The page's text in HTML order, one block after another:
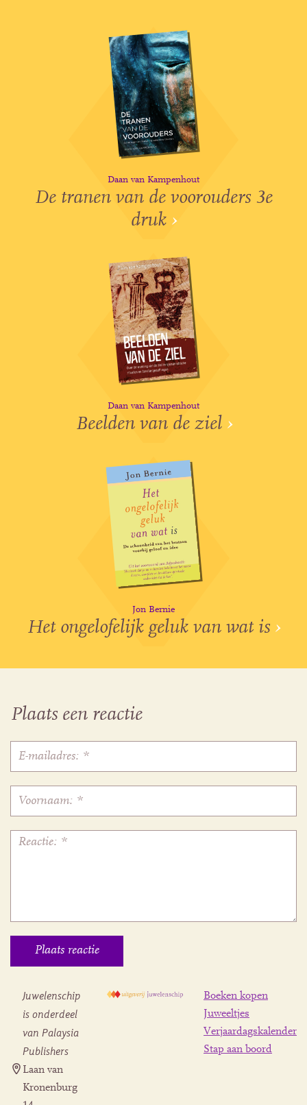
Daan van Kampenhout
De tranen van de voorouders 3e
druk ›
Daan van Kampenhout
Beelden van de ziel ›
Jon Bernie
Het ongelofelijk geluk van wat is ›
Plaats een reactie
Juwelenschip
is onderdeel
van Palaysia
Publishers
Laan van
Kronenburg
Boeken kopen
Juweeltjes
Verjaardagskalender
Stap aan boord